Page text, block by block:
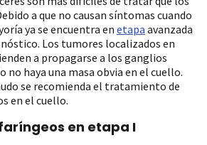
a que no causan síntomas cuando
ya se encuentra en etapa avanzada
Los tumores localizados en
a propagarse a los ganglios
no haya una masa obvia en el cuello.
se recomienda el tratamiento de
en el cuello.
en etapa I